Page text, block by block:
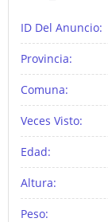
ID Del Anuncio:
Provincia:
Comuna:
Veces Visto:
Edad:
Altura:
Peso: